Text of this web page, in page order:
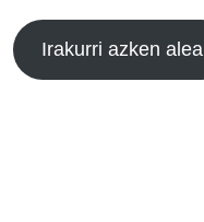
Irakurri azken alea